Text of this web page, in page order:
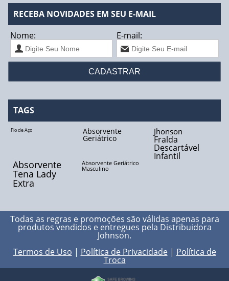
Fio Catgut Simples
Fio Acido Poliglicólico
Fio Biocryl II
Fio de Aço
Fio de Algodão
Fio de Nylon
Fio de Seda
RECEBA NOVIDADES EM SEU E-MAIL
Nome:
E-mail:
TAGS
Fio de Aço Absorvente
Geriátrico
Jhonson
Fralda
Descartável
Infantil
Absorvente
Tena Lady
Extra
Absorvente Geriátrico
Masculino
Todas as regras e promoções são válidas apenas para
produtos vendidos e entregues pela Distribuidora
Johnson.
Termos de Uso | Política de Privacidade| Política de
Troca